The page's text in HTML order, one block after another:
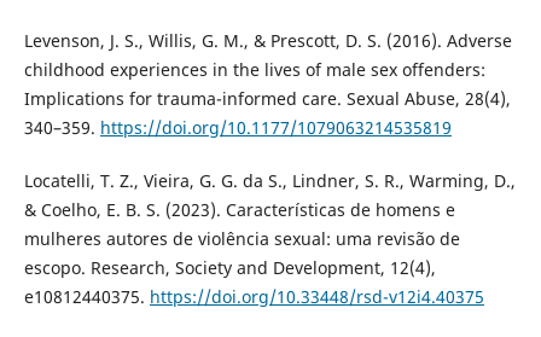
Levenson, J. S., Willis, G. M., & Prescott, D. S. (2016). Adverse
childhood experiences in the lives of male sex offenders:
Implications for trauma-informed care. Sexual Abuse, 28(4),
340–359. https://doi.org/10.1177/1079063214535819
Locatelli, T. Z., Vieira, G. G. da S., Lindner, S. R., Warming, D.,
& Coelho, E. B. S. (2023). Características de homens e
mulheres autores de violência sexual: uma revisão de
escopo. Research, Society and Development, 12(4),
e10812440375. https://doi.org/10.33448/rsd-v12i4.40375